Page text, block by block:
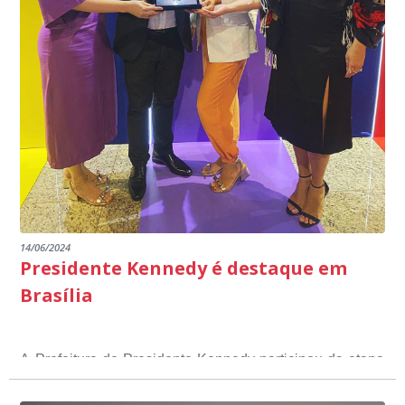
14/06/2024
Presidente Kennedy é destaque em
Brasília
A Prefeitura de Presidente Kennedy participou da etapa
nacional do 12º Prêmio Sebrae Prefeitura